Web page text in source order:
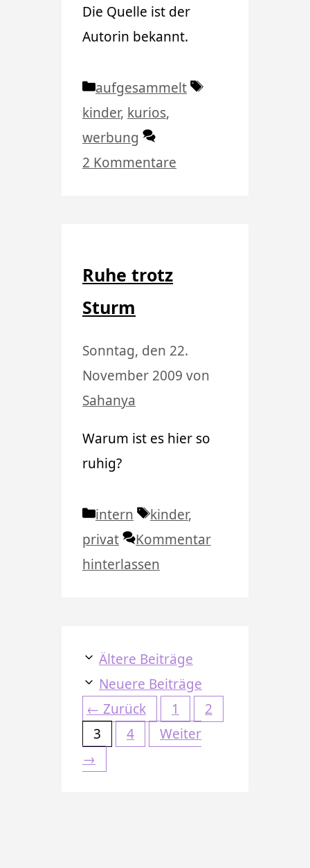
Die Quelle ist der
Autorin bekannt.
Kategorien
aufgesammelt
Schlagwörter
kinder, kurios,
werbung
2 Kommentare
Ruhe trotz
Sturm
Sonntag, den 22.
November 2009 von
Sahanya
Warum ist es hier so
ruhig?
Kategorien
intern Schlagwörter
kinder,
privat
Kommentar
hinterlassen
Ältere Beiträge
Neuere Beiträge
← Zurück Seite
1 Seite
2
Seite
3 Seite
4
Weiter
→